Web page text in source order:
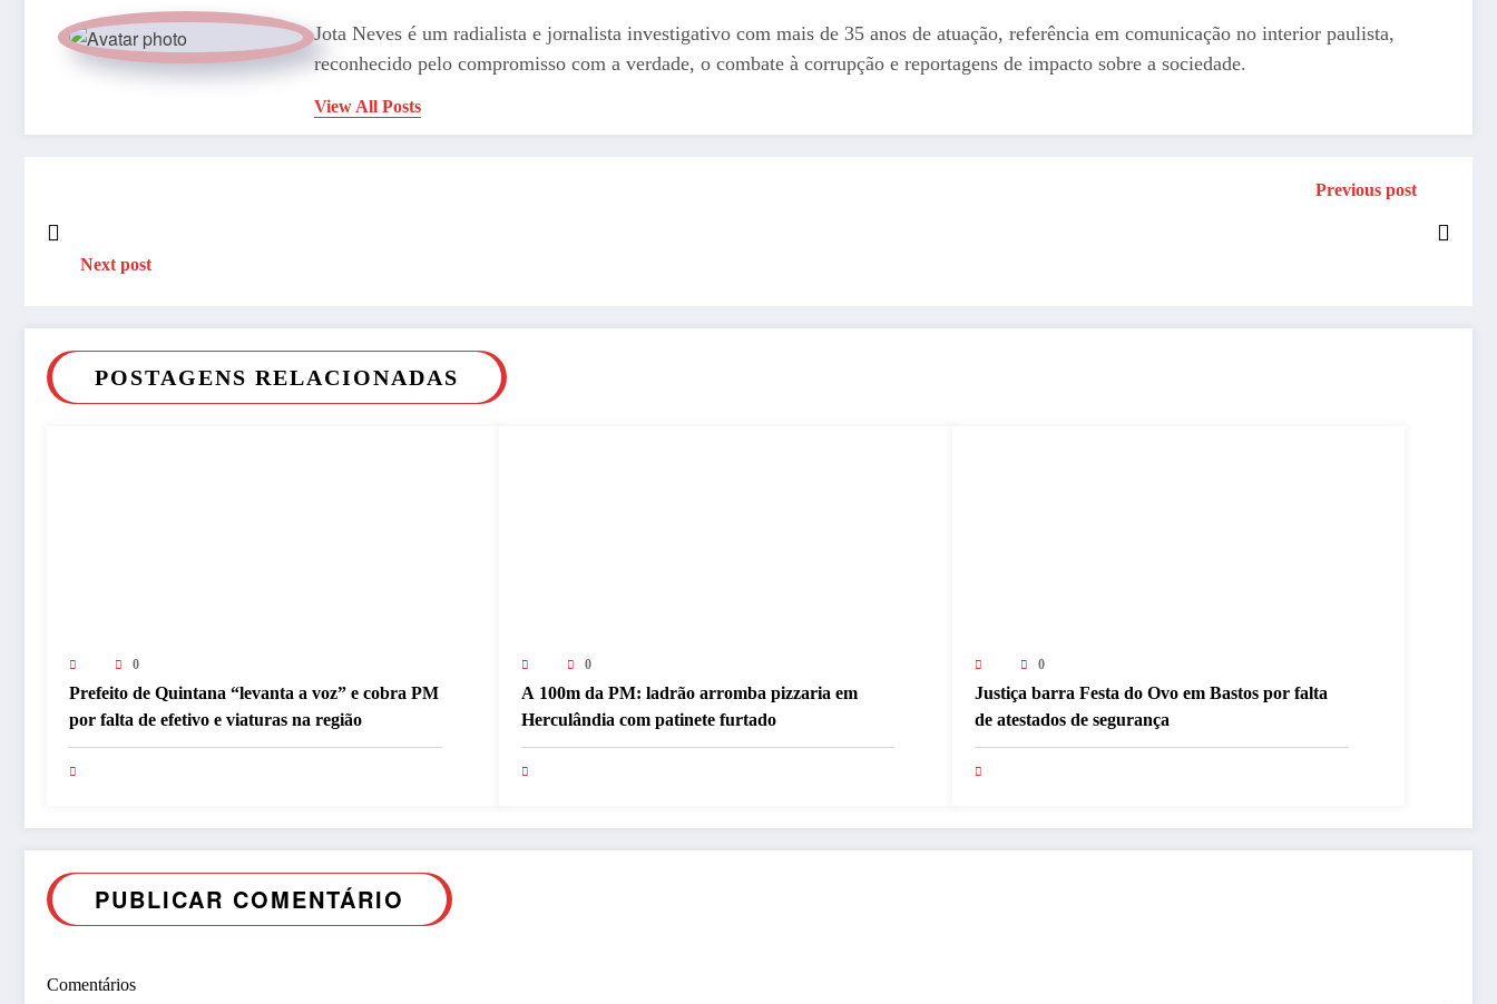
Jota Neves é um radialista e jornalista investigativo com mais de 35 anos de atuação, referência em comunicação no interior paulista,
reconhecido pelo compromisso com a verdade, o combate à corrupção e reportagens de impacto sobre a sociedade.
View All Posts
Previous post
Next post
POSTAGENS RELACIONADAS
0
Prefeito de Quintana “levanta a voz” e cobra PM
por falta de efetivo e viaturas na região
0
A 100m da PM: ladrão arromba pizzaria em
Herculândia com patinete furtado
0
Justiça barra Festa do Ovo em Bastos por falta
de atestados de segurança
PUBLICAR COMENTÁRIO
Comentários